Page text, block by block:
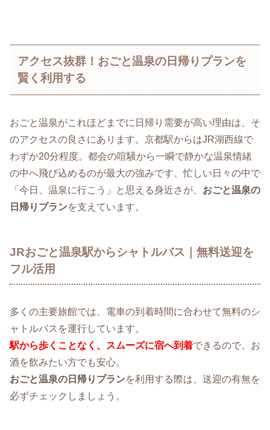
アクセス抜群！おごと温泉の日帰りプランを
賢く利用する
おごと温泉がこれほどまでに日帰り需要が高い理由は、そ
のアクセスの良さにあります。京都駅からはJR湖西線で
わずか20分程度。都会の喧騒から一瞬で静かな温泉情緒
の中へ飛び込めるのが最大の強みです。忙しい日々の中で
「今日、温泉に行こう」と思える身近さが、 おごと温泉の
日帰りプランを支えています。
JRおごと温泉駅からシャトルバス｜無料送迎を
フル活用
多くの主要旅館では、電車の到着時間に合わせて無料のシ
ャトルバスを運行しています。
駅から歩くことなく、スムーズに宿へ到着できるので、お
酒を飲みたい方でも安心。
おごと温泉の日帰りプランを利用する際は、送迎の有無を
必ずチェックしましょう。